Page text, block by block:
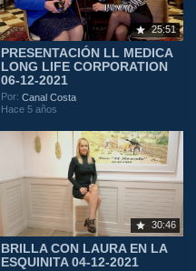
25:51
PRESENTACIÓN LL MEDICA
LONG LIFE CORPORATION
06-12-2021
Por:Canal Costa
Hace 5 años
30:46
BRILLA CON LAURA EN LA
ESQUINITA 04-12-2021